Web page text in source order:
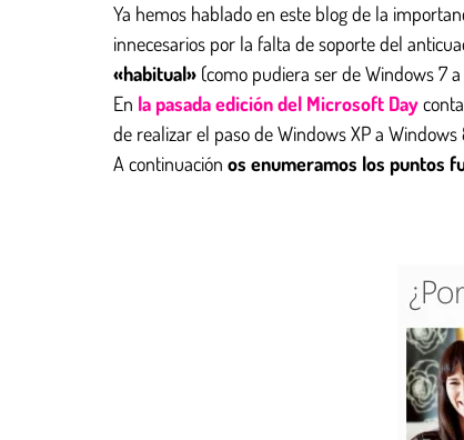
Ya hemos hablado en este blog de la
innecesarios por la falta de soporte del
«habitual» (como pudiera ser de Windows 7
En la pasada edición del Microsoft Day
de realizar el paso de Windows XP a
A continuación os enumeramos los puntos